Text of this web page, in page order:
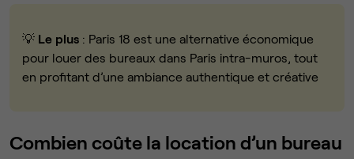
💡 Le plus : Paris 18 est une alternative économique
pour louer des bureaux dans Paris intra-muros, tout
en profitant d’une ambiance authentique et créative
Combien coûte la location d’un bureau